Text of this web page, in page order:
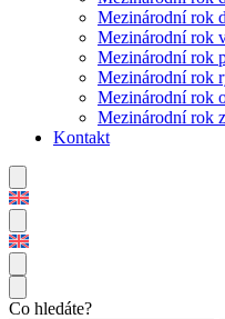
Mezinárodní rok
Mezinárodní rok
Mezinárodní rok
Mezinárodní rok
Mezinárodní rok
Mezinárodní rok
Kontakt
Co hledáte?